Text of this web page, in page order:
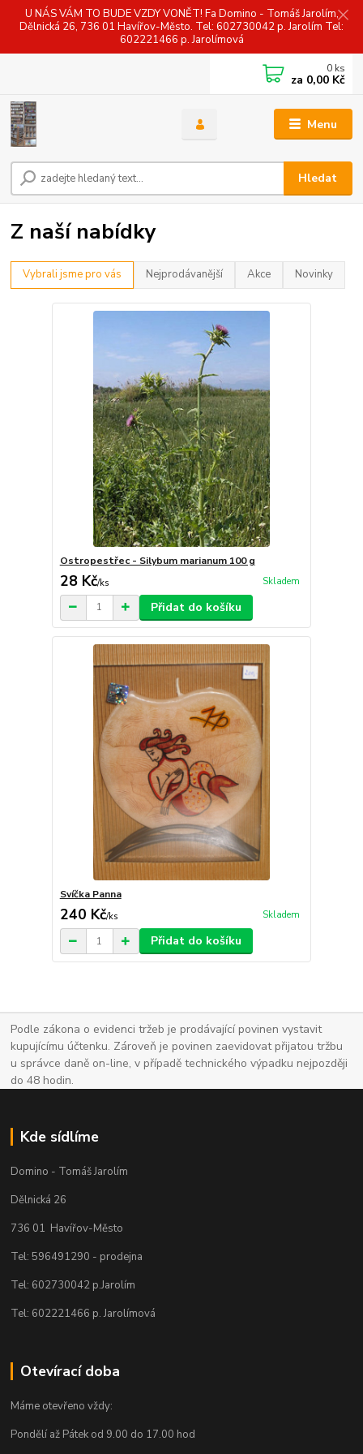
U NÁS VÁM TO BUDE VZDY VONĚT! Fa Domino - Tomáš Jarolím,
Dělnická 26, 736 01 Havířov-Město. Tel: 602730042 p. Jarolím Tel:
602221466 p. Jarolímová
Menu
Hledat
0 ks
za 0,00 Kč
Z naší nabídky
Vybrali jsme pro vás Nejprodávanější Akce Novinky
Ostropestřec - Silybum marianum 100 g
28 Kč/ks Skladem
Přidat do košíku
Svíčka Panna
240 Kč/ks Skladem
Přidat do košíku
Podle zákona o evidenci tržeb je prodávající povinen vystavit
kupujícímu účtenku. Zároveň je povinen zaevidovat přijatou tržbu
u správce daně on-line, v případě technického výpadku nejpozději
do 48 hodin.
Kde sídlíme
Domino - Tomáš Jarolím
Dělnická 26
736 01 Havířov-Město
Tel: 596491290 - prodejna
Tel: 602730042 p.Jarolím
Tel: 602221466 p. Jarolímová
Otevírací doba
Máme otevřeno vždy:
Pondělí až Pátek od 9.00 do 17.00 hod